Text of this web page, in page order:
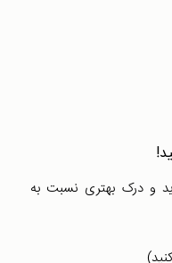
و درک بهتری نسبت به